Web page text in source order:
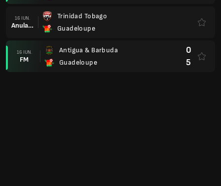
16 IUN.
Anulare
Trinidad Tobago
Guadeloupe
16 IUN.
FM
Antigua & Barbuda
Guadeloupe
0
5